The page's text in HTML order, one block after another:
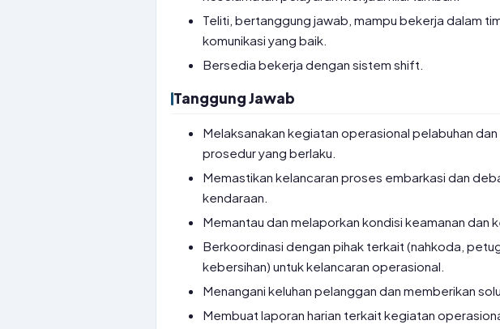
Teliti, bertanggung jawab, mampu bekerja dalam
komunikasi yang baik.
Bersedia bekerja dengan sistem shift.
Tanggung Jawab
Melaksanakan kegiatan operasional pelabuhan
prosedur yang berlaku.
Memastikan kelancaran proses embarkasi dan
kendaraan.
Memantau dan melaporkan kondisi keamanan dan
Berkoordinasi dengan pihak terkait (nahkoda,
kebersihan) untuk kelancaran operasional.
Menangani keluhan pelanggan dan memberikan
Membuat laporan harian terkait kegiatan